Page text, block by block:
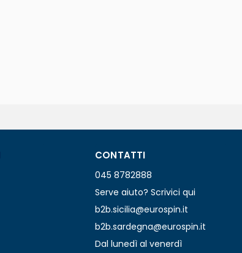
CONTATTI
045 8782888
Serve aiuto? Scrivici qui
b2b.sicilia@eurospin.it
b2b.sardegna@eurospin.it
Dal lunedì al venerdì